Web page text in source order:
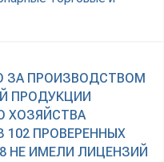
ЗА ПРОИЗВОДСТВОМ
ПРОДУКЦИИ
ХОЗЯЙСТВА
ПРОВЕРЕННЫХ
НЕ ИМЕЛИ ЛИЦЕНЗИЙ